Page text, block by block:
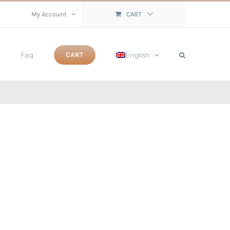
My Account CART
Faq CART English